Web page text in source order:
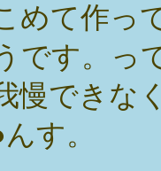
めて作っ
です。っ
慢できな
す。